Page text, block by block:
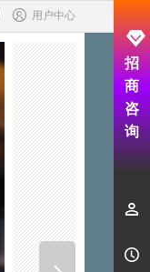
用户中心
招
商
咨
询